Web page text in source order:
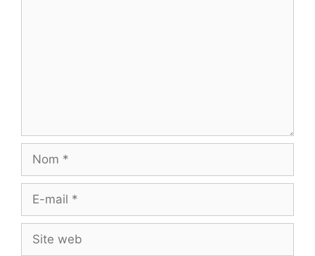
mail
web